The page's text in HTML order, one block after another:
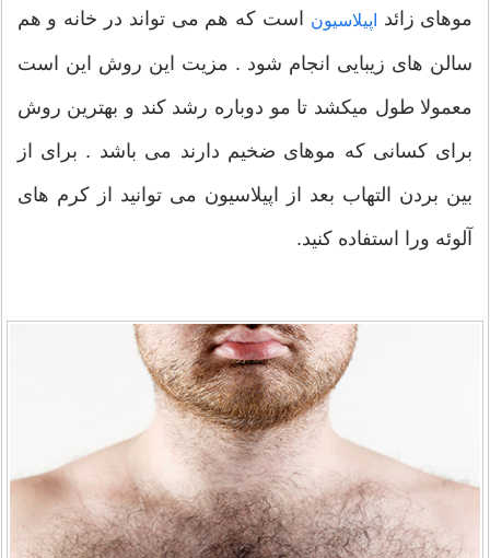
موهای زائد اپیلاسیون است که هم می تواند در خانه و هم
سالن های زیبایی انجام شود . مزیت این روش این است
معمولا طول میکشد تا مو دوباره رشد کند و بهترین روش
برای کسانی که موهای ضخیم دارند می باشد . برای از
بین بردن التهاب بعد از اپیلاسیون می توانید از کرم های
آلوئه ورا استفاده کنید.